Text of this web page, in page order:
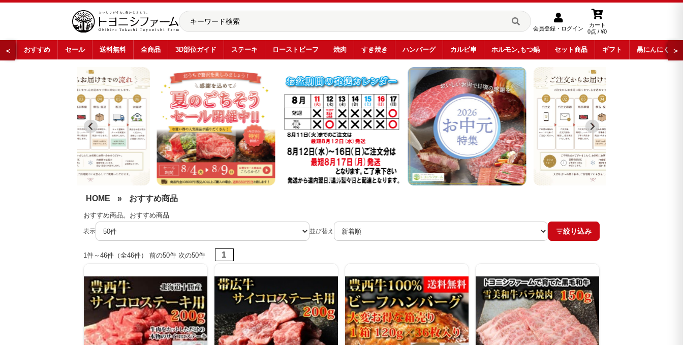
会員登録・ログイン
カート
0点 / ¥0
＜ おすすめ セール 送料無料 全商品 3D部位ガイド ステーキ ローストビーフ 焼肉 すき焼き ハンバーグ カルビ串 ホルモン,もつ鍋 セット商品 ギフト 黒にんにく ＞
おすすめ商品
HOME » おすすめ商品
おすすめ商品。おすすめ商品
表示 並び替え 絞り込み
1件～46件（全46件） 前の50件 次の50件 1